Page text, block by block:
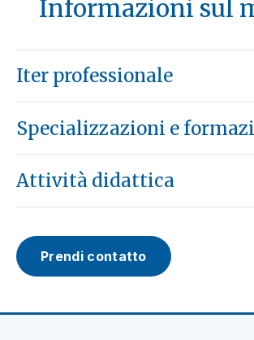
Informazioni sul
Iter professionale
Specializzazioni e
Attività didattica
Prendi contatto